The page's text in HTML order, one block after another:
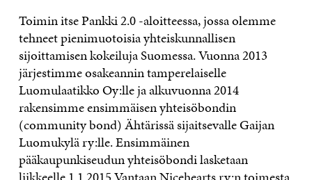
Toimin itse Pankki 2.0 -aloitteessa, jossa olemme
tehneet pienimuotoisia yhteiskunnallisen
sijoittamisen kokeiluja Suomessa. Vuonna 2013
järjestimme osakeannin tamperelaiselle
Luomulaatikko Oy:lle ja alkuvuonna 2014
rakensimme ensimmäisen yhteisöbondin
(community bond) Ähtärissä sijaitsevalle Gaijan
Luomukylä ry:lle. Ensimmäinen
pääkaupunkiseudun yhteisöbondi lasketaan